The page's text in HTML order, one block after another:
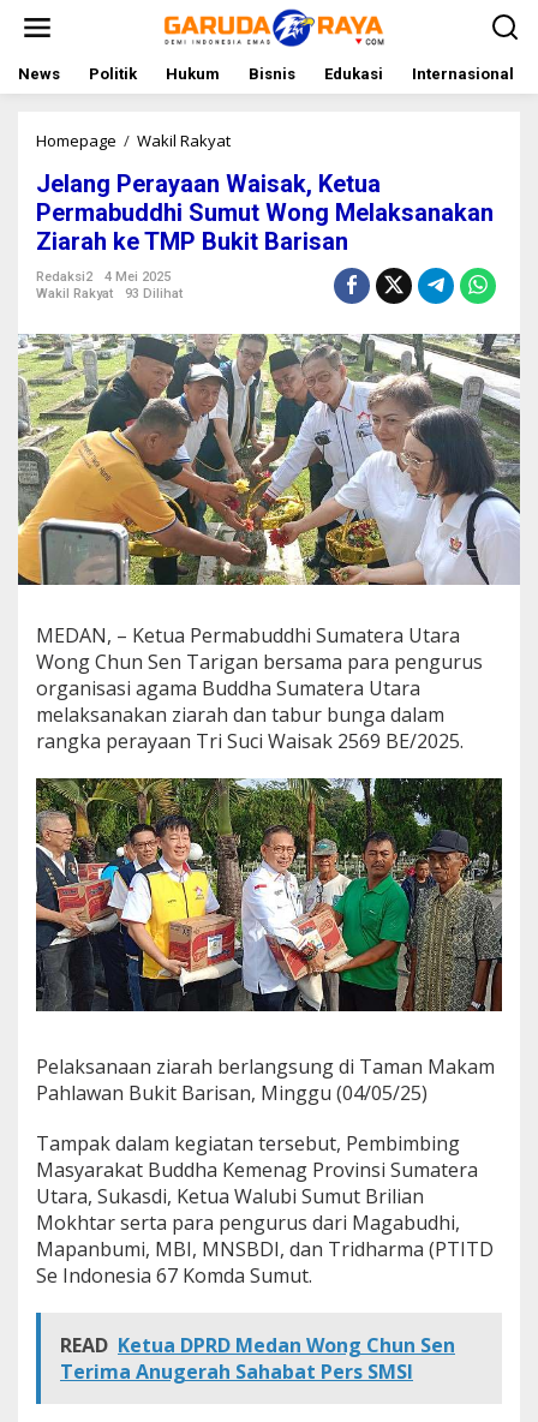
t
News Politik Hukum Bisnis Edukasi Internasional
Homepage / Wakil Rakyat
l
a
n
g
a
y
a
a
n
W
a
i
s
a
k
,
t
u
a
P
e
r
a
b
u
d
d
h
i
S
u
m
u
o
n
M
e
l
a
k
s
a
n
a
n
Jelang Perayaan Waisak, Ketua
Permabuddhi Sumut Wong Melaksanakan
Ziarah ke TMP Bukit Barisan
Redaksi2
4 Mei 2025
Wakil Rakyat
93 Dilihat
MEDAN, – Ketua Permabuddhi Sumatera Utara
Wong Chun Sen Tarigan bersama para pengurus
organisasi agama Buddha Sumatera Utara
melaksanakan ziarah dan tabur bunga dalam
rangka perayaan Tri Suci Waisak 2569 BE/2025.
Pelaksanaan ziarah berlangsung di Taman Makam
Pahlawan Bukit Barisan, Minggu (04/05/25)
Tampak dalam kegiatan tersebut, Pembimbing
Masyarakat Buddha Kemenag Provinsi Sumatera
Utara, Sukasdi, Ketua Walubi Sumut Brilian
Mokhtar serta para pengurus dari Magabudhi,
Mapanbumi, MBI, MNSBDI, dan Tridharma (PTITD
Se Indonesia 67 Komda Sumut.
READ Ketua DPRD Medan Wong Chun Sen
Terima Anugerah Sahabat Pers SMSI